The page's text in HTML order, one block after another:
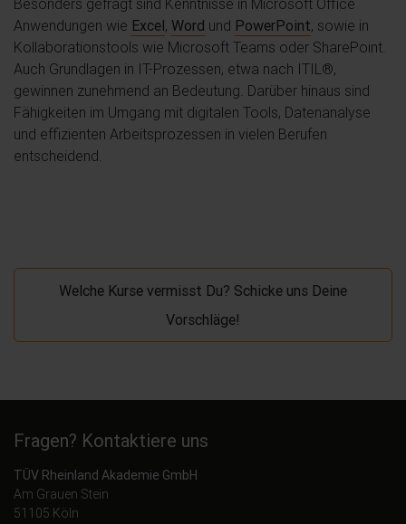
Anwendungen wie Excel, Word und PowerPoint, sowie in
Kollaborationstools wie Microsoft Teams oder SharePoint.
Auch Grundlagen in IT-Prozessen, etwa nach ITIL®,
gewinnen zunehmend an Bedeutung. Darüber hinaus sind
Fähigkeiten im Umgang mit digitalen Tools, Datenanalyse
und effizienten Arbeitsprozessen in vielen Berufen
entscheidend.
Welche Kurse vermisst Du? Schicke uns Deine
Vorschläge!
Fragen? Kontaktiere uns
TÜV Rheinland Akademie GmbH
Am Grauen Stein
51105 Köln